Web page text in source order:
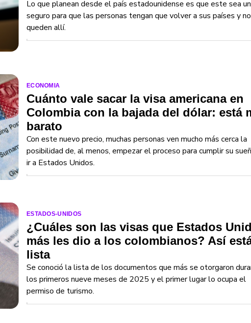
Lo que planean desde el país estadounidense es que este sea un
seguro para que las personas tengan que volver a sus países y
queden allí.
ECONOMIA
Cuánto vale sacar la visa americana en
Colombia con la bajada del dólar: está
barato
Con este nuevo precio, muchas personas ven mucho más cerca la
posibilidad de, al menos, empezar el proceso para cumplir su
ir a Estados Unidos.
ESTADOS-UNIDOS
¿Cuáles son las visas que Estados
más les dio a los colombianos? Así
lista
Se conoció la lista de los documentos que más se otorgaron
los primeros nueve meses de 2025 y el primer lugar lo ocupa el
permiso de turismo.